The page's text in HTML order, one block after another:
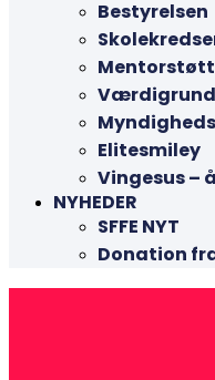
Bestyrelsen
Elitesmiley
Vingesus –
NYHEDER
SFFE NYT
Donation